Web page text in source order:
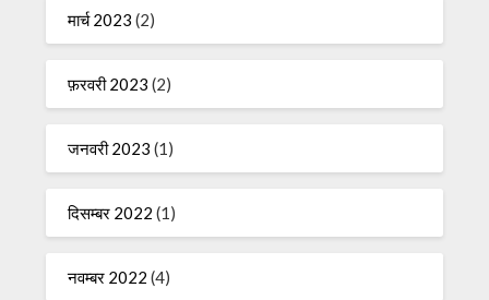
मार्च 2023 (2)
फ़रवरी 2023 (2)
जनवरी 2023 (1)
दिसम्बर 2022 (1)
नवम्बर 2022 (4)